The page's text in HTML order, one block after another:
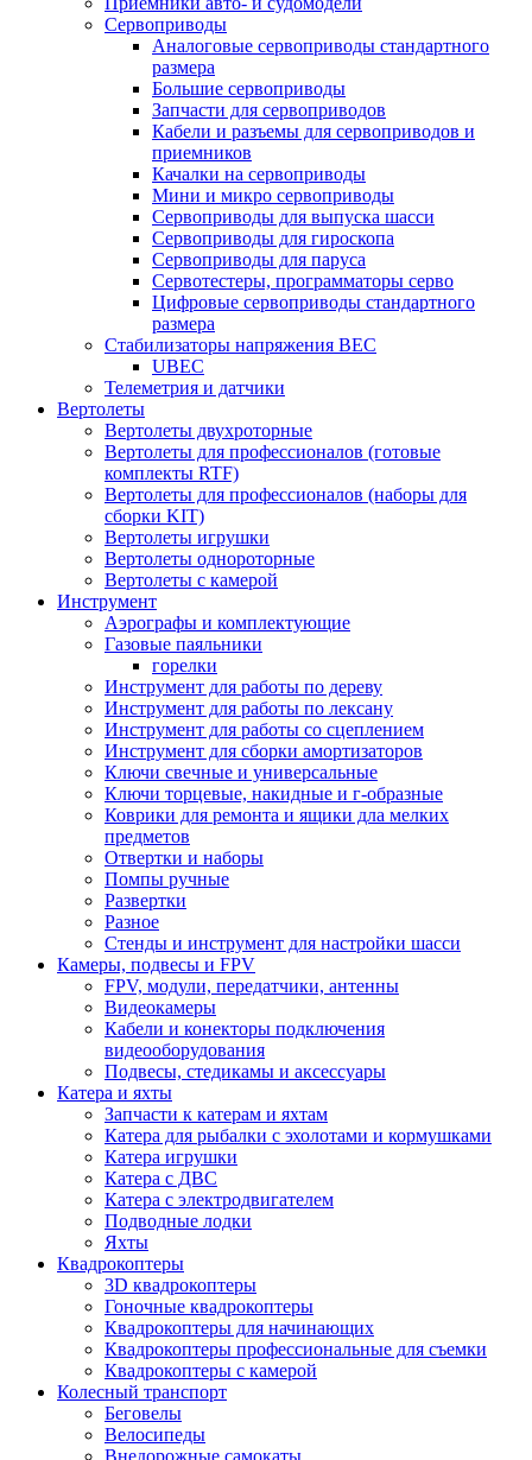
Сервоприводы
Аналоговые сервоприводы стандартного
размера
Большие сервоприводы
Запчасти для сервоприводов
Кабели и разъемы для сервоприводов и
приемников
Качалки на сервоприводы
Мини и микро сервоприводы
Сервоприводы для выпуска шасси
Сервоприводы для гироскопа
Сервоприводы для паруса
Сервотестеры, программаторы серво
Цифровые сервоприводы стандартного
размера
Стабилизаторы напряжения BEC
UBEC
Телеметрия и датчики
Вертолеты
Вертолеты двухроторные
Вертолеты для профессионалов (готовые
комплекты RTF)
Вертолеты для профессионалов (наборы для
сборки KIT)
Вертолеты игрушки
Вертолеты однороторные
Вертолеты с камерой
Инструмент
Аэрографы и комплектующие
Газовые паяльники
горелки
Инструмент для работы по дереву
Инструмент для работы по лексану
Инструмент для работы со сцеплением
Инструмент для сборки амортизаторов
Ключи свечные и универсальные
Ключи торцевые, накидные и г-образные
Коврики для ремонта и ящики дла мелких
предметов
Отвертки и наборы
Помпы ручные
Развертки
Разное
Стенды и инструмент для настройки шасси
Камеры, подвесы и FPV
FPV, модули, передатчики, антенны
Видеокамеры
Кабели и конекторы подключения
видеооборудования
Подвесы, стедикамы и аксессуары
Катера и яхты
Запчасти к катерам и яхтам
Катера для рыбалки с эхолотами и кормушками
Катера игрушки
Катера с ДВС
Катера с электродвигателем
Подводные лодки
Яхты
Квадрокоптеры
3D квадрокоптеры
Гоночные квадрокоптеры
Квадрокоптеры для начинающих
Квадрокоптеры профессиональные для съемки
Квадрокоптеры с камерой
Колесный транспорт
Беговелы
Велосипеды
Внедорожные самокаты